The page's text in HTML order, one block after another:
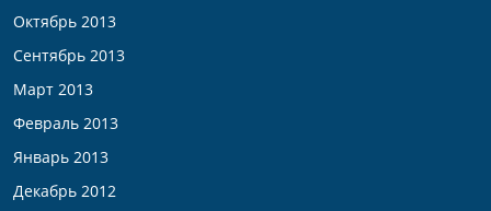
Октябрь 2013
Сентябрь 2013
Март 2013
Февраль 2013
Январь 2013
Декабрь 2012